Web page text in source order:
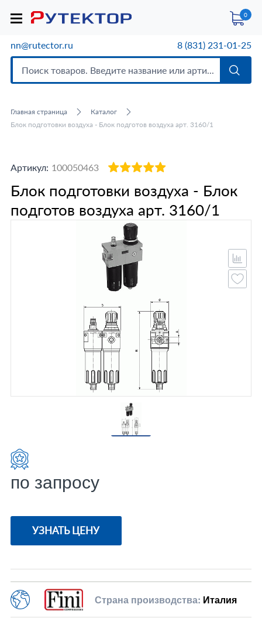
0
nn@rutector.ru 8 (831) 231-01-25
Главная страница
Каталог
Блок подготовки воздуха - Блок подготов воздуха арт. 3160/1
Артикул: 100050463
Блок подготовки воздуха - Блок
подготов воздуха арт. 3160/1
по запросу
УЗНАТЬ ЦЕНУ
Страна производства: Италия